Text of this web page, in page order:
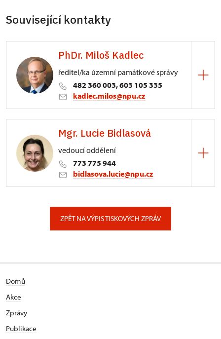
Související kontakty
PhDr. Miloš Kadlec
ředitel/ka územní památkové správy
482 360 003, 603 105 335
kadlec.milos@npu.cz
3/, Sychrov 3
Mgr. Lucie Bidlasová
vedoucí oddělení
773 775 944
bidlasova.lucie@npu.cz
ZPĚT NA VÝPIS TISKOVÝCH ZPRÁV
Domů
Akce
Zprávy
Publikace